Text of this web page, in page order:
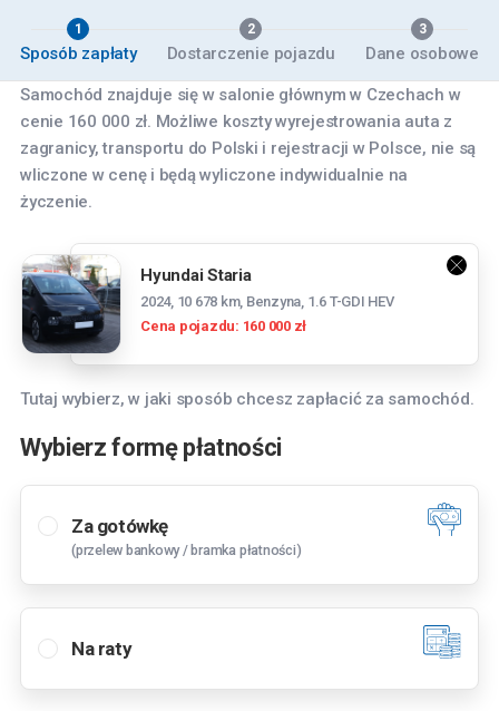
1
Sposób zapłaty
2
Dostarczenie pojazdu
3
Dane osobowe
Samochód znajduje się w salonie głównym w Czechach w
cenie 160 000 zł. Możliwe koszty wyrejestrowania auta z
zagranicy, transportu do Polski i rejestracji w Polsce, nie są
wliczone w cenę i będą wyliczone indywidualnie na
życzenie.
Hyundai Staria
2024, 10 678 km, Benzyna, 1.6 T-GDI HEV
Cena pojazdu: 160 000 zł
Tutaj wybierz, w jaki sposób chcesz zapłacić za samochód.
Wybierz formę płatności
Za gotówkę
(przelew bankowy / bramka płatności)
Na raty
Wybierz oddział
Tyniecka 3, 55-040 Bielany Wrocławskie